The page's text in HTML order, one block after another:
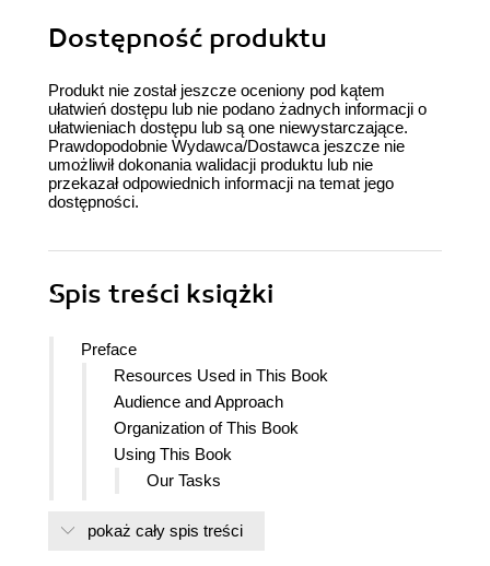
Dostępność produktu
Produkt nie został jeszcze oceniony pod kątem
ułatwień dostępu lub nie podano żadnych informacji o
ułatwieniach dostępu lub są one niewystarczające.
Prawdopodobnie Wydawca/Dostawca jeszcze nie
umożliwił dokonania walidacji produktu lub nie
przekazał odpowiednich informacji na temat jego
dostępności.
Spis treści książki
Preface
Resources Used in This Book
Audience and Approach
Organization of This Book
Using This Book
Our Tasks
Using Code Examples
pokaż cały spis treści